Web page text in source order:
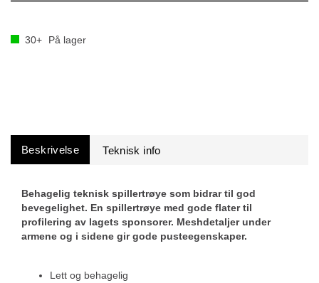
30+ På lager
Beskrivelse
Behagelig teknisk spillertrøye som bidrar til god
bevegelighet. En spillertrøye med gode flater til
profilering av lagets sponsorer. Meshdetaljer under
armene og i sidene gir gode pusteegenskaper.
Lett og behagelig